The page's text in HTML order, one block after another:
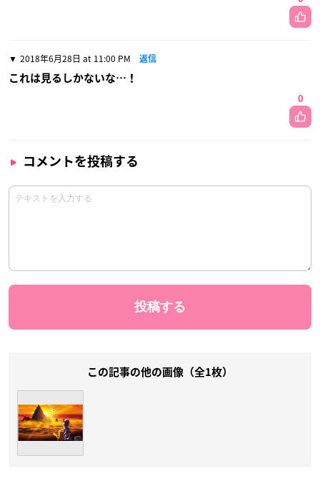
2018年6月28日 at 11:00 PM 返信
これは見るしかないな…！
0
コメントを投稿する
この記事の他の画像（全1枚）